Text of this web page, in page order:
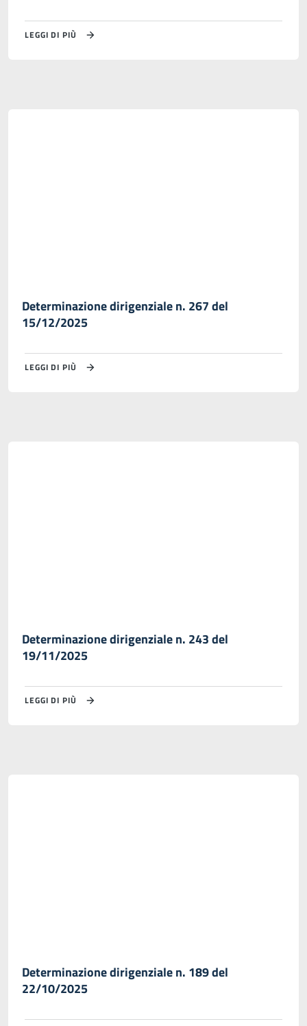
LEGGI DI PIÙ
Determinazione dirigenziale n. 267 del
15/12/2025
LEGGI DI PIÙ
Determinazione dirigenziale n. 243 del
19/11/2025
LEGGI DI PIÙ
Determinazione dirigenziale n. 189 del
22/10/2025